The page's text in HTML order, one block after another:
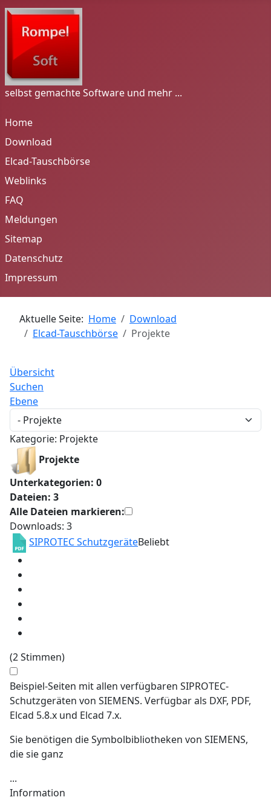
selbst gemachte Software und mehr ...
Home
Download
Elcad-Tauschbörse
Weblinks
FAQ
Meldungen
Sitemap
Datenschutz
Impressum
Aktuelle Seite: Home
Download
Elcad-Tauschbörse
Projekte
Übersicht
Suchen
Ebene
Kategorie: Projekte
Projekte
Unterkategorien: 0
Dateien: 3
Alle Dateien markieren:
Downloads: 3
SIPROTEC SchutzgeräteBeliebt
(2 Stimmen)
Beispiel-Seiten mit allen verfügbaren SIPROTEC-
Schutzgeräten von SIEMENS. Verfügbar als DXF, PDF,
Elcad 5.8.x und Elcad 7.x.
Sie benötigen die Symbolbibliotheken von SIEMENS,
die sie ganz
...
Information